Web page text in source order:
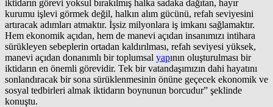
iktidarın görevi yoksul bırakılmış halka sadaka dağıtan, hayır
kurumu işlevi görmek değil, halkın alım gücünü, refah seviyesini
artıracak adımları atmaktır. İşsiz milyonlara iş imkanı sağlamaktır.
Hem ekonomik açıdan, hem de manevi açıdan insanımızı intihara
sürükleyen sebeplerin ortadan kaldırılması, refah seviyesi yüksek,
manevi açıdan donanımlı bir toplumsal yapının oluşturulması bir
iktidarın en önemli görevidir. Tek bir vatandaşımızın dahi hayatını
sonlandıracak bir sona sürüklenmesinin önüne geçecek ekonomik ve
sosyal tedbirleri almak iktidarın boynunun borcudur” şeklinde
konuştu.